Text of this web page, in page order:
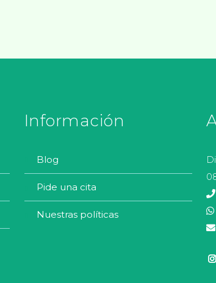
Información
blog
pide una cita
nuestras políticas